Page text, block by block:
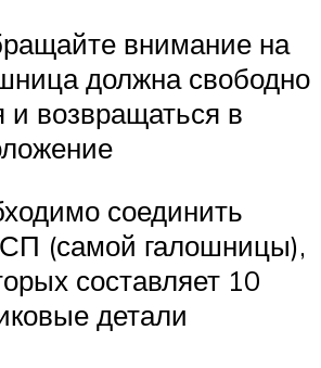
внимание на
должна свободно
и возвращаться в
соединить
(самой галошницы),
составляет 10
детали